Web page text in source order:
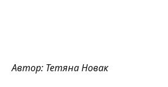
Автор: Тетяна Новак